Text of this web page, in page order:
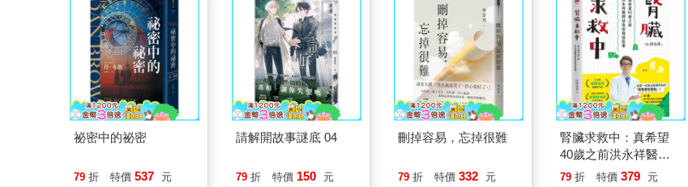
祕密中的祕密
79 折 特價 537 元
請解開故事謎底 04
79 折 特價 150 元
刪掉容易，忘掉很難
79 折 特價 332 元
腎臟求救中：真希望
40歲之前洪永祥醫師
就告訴我這些事
79 折 特價 379 元